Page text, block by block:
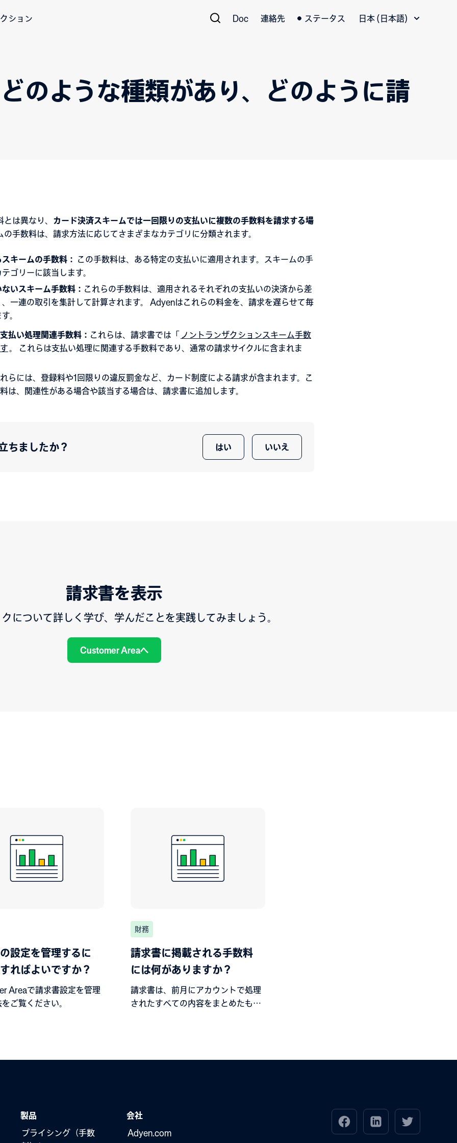
ション Doc 連絡先 ステータス
日本 (日本語)
のような種類があり、どのように請
は異なり、 カード決済スキームでは一回限りの支払いに複数の手数料を請求する場
の手数料は、請求方法に応じてさまざまなカテゴリに分類されます。
キームの手数料：
この手数料は、ある特定の支払いに適用されます。スキームの手
ゴリーに該当します。
いスキーム手数料： これらの手数料は、適用されるそれぞれの支払いの決済から差
一連の取引を集計して計算されます。 Adyenはこれらの料金を、請求を遅らせて毎
。
払い処理関連手数料： これらは、請求書では「
ノントランザクションスキーム手数
。 これらは支払い処理に関連する手数料であり、通常の請求サイクルに含まれま
らには、登録料や1回限りの違反罰金など、カード制度による請求が含まれます。こ
は、関連性がある場合や該当する場合は、請求書に追加します。
ちましたか？ はい いいえ
請求書を表示
について詳しく学び、学んだことを実践してみましょう。
Customer Areaへ
設定を管理するに
ればよいですか？
Areaで請求書設定を管理
ご覧ください。
財務
請求書に掲載される手数料
には何がありますか？
請求書は、前月にアカウントで処理
されたすべての内容をまとめたもの
製品
プライシング（手数
会社
Adyen.com